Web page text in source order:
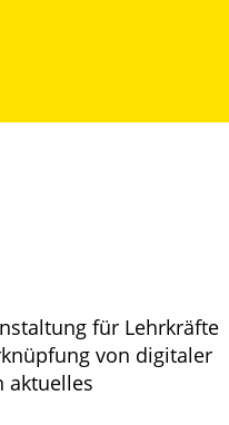
für Lehrkräfte
von digitaler
aktuelles